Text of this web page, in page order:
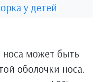
у детей
может быть
оболочки носа.